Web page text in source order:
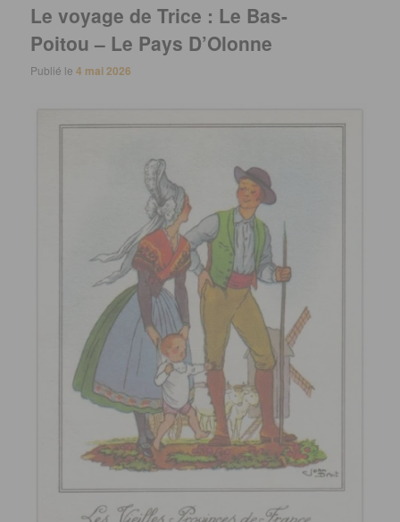
Le voyage de Trice : Le Bas-
Poitou – Le Pays D’Olonne
Publié le4 mai 2026